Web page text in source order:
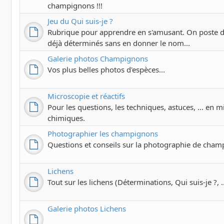
champignons !!!
Jeu du Qui suis-je ?
Rubrique pour apprendre en s'amusant. On poste
déjà déterminés sans en donner le nom...
Galerie photos Champignons
Vos plus belles photos d'espèces...
Microscopie et réactifs
Pour les questions, les techniques, astuces, ... en
chimiques.
Photographier les champignons
Questions et conseils sur la photographie de
Lichens
Tout sur les lichens (Déterminations, Qui suis-je ?,
Galerie photos Lichens